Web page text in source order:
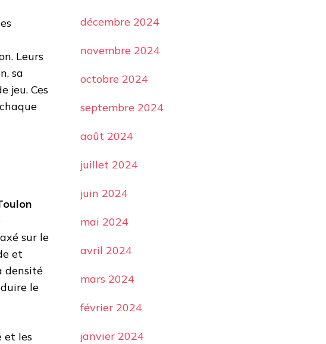
Leurs
sa
jeu. Ces
sur le
et
densité
le
et les
décembre 2024
novembre 2024
octobre 2024
septembre 2024
août 2024
juillet 2024
juin 2024
mai 2024
avril 2024
mars 2024
février 2024
janvier 2024